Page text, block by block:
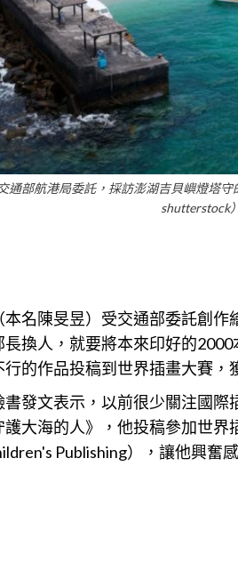
通部航港局委託，採訪澎湖吉貝嶼燈塔
shutterstock）
名陳旻昱）受交通部委託創
換人，就要將本來印好的
行的作品投稿到世界插畫大賽，
發文表示，以前很少關注國
大海的人》，他投稿參加世
Publishing），讓他興奮